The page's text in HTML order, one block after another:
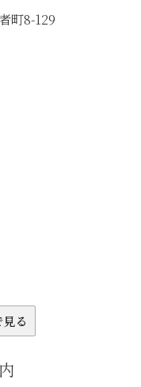
町8-129
る